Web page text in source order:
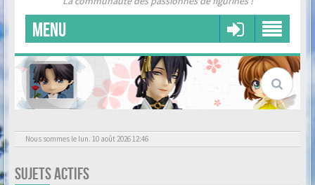
MENU
Nous sommes le lun. 10 août 2026 12:46
SUJETS ACTIFS